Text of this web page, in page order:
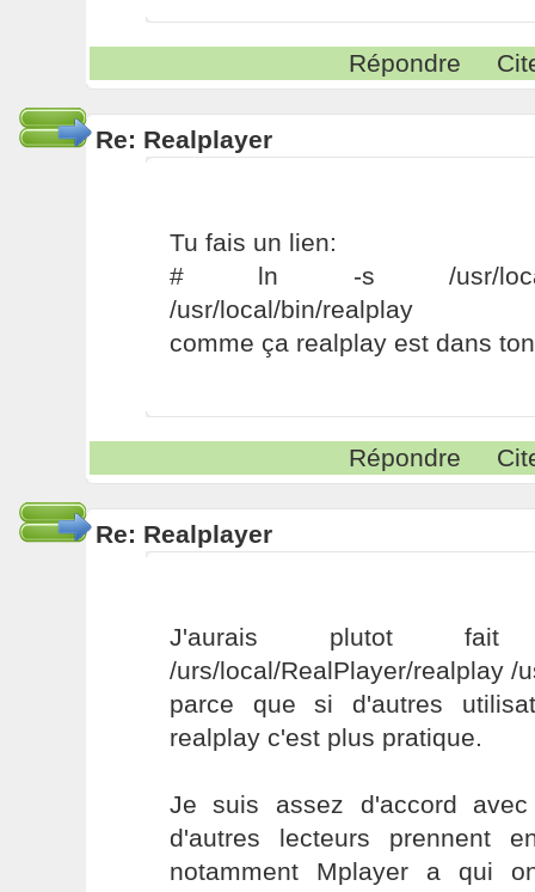
Répondre
Re: Realplayer
Tu fais un lien:
# ln -s /usr/local/
/usr/local/bin/realplay
comme ça realplay est dans
Répondre
Re: Realplayer
J'aurais plutot
/urs/local/RealPlayer/realplay /
parce que si d'autres
realplay c'est plus pratique.
Je suis assez d'accord
d'autres lecteurs prennent
notamment Mplayer a qui